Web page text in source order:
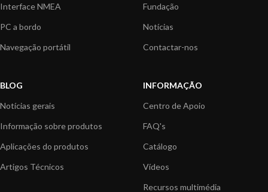
Interface NMEA
PC a bordo
Navegação portátil
Fundação
Notícias
Contactar-nos
BLOG
Notícias gerais
Informação sobre produtos
Aplicações do produtos
Artigos Técnicos
INFORMAÇÃO
Centro de Apoio
FAQ's
Catálogo
Vídeos
Recursos multimédia